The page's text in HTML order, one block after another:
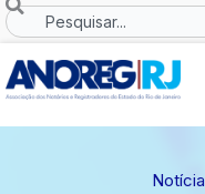
Ir
o
Search